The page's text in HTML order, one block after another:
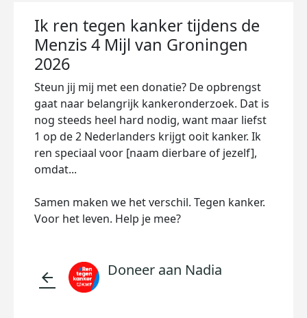
Ik ren tegen kanker tijdens de
Menzis 4 Mijl van Groningen
2026
Steun jij mij met een donatie? De opbrengst
gaat naar belangrijk kankeronderzoek. Dat is
nog steeds heel hard nodig, want maar liefst
1 op de 2 Nederlanders krijgt ooit kanker. Ik
ren speciaal voor [naam dierbare of jezelf],
omdat...
Samen maken we het verschil. Tegen kanker.
Voor het leven. Help je mee?
arrow_back Doneer aan Nadia